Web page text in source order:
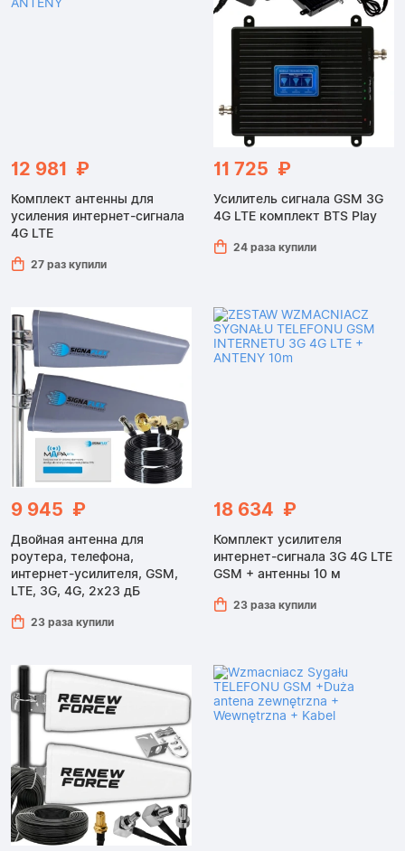
12 981 ₽
Комплект антенны для
усиления интернет-сигнала
4G LTE
27 раз купили
11 725 ₽
Усилитель сигнала GSM 3G
4G LTE комплект BTS Play
24 раза купили
9 945 ₽
Двойная антенна для
роутера, телефона,
интернет-усилителя, GSM,
LTE, 3G, 4G, 2x23 дБ
23 раза купили
18 634 ₽
Комплект усилителя
интернет-сигнала 3G 4G LTE
GSM + антенны 10 м
23 раза купили